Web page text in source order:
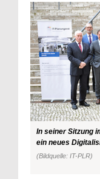
In seiner Sitzung
ein neues
(Bildquelle: IT-PLR)